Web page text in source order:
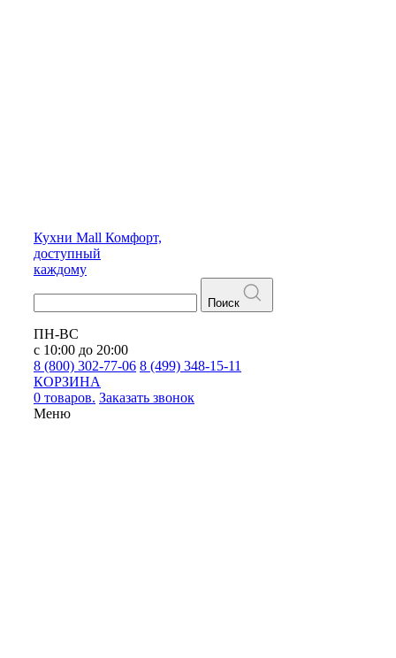
Кухни Mall Комфорт,
доступный
каждому
Поиск
ПН-ВС
с 10:00 до 20:00
8 (800) 302-77-06 8 (499) 348-15-11
КОРЗИНА
0 товаров. Заказать звонок
Меню